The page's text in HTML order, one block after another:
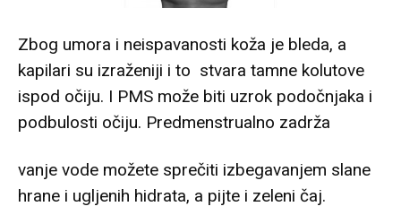
Zbog umora i neispavanosti koža je bleda, a
kapilari su izraženiji i to stvara tamne kolutove
ispod očiju. I PMS može biti uzrok podočnjaka i
podbulosti očiju. Predmenstrualno zadrža
vanje vode možete sprečiti izbegavanjem slane
hrane i ugljenih hidrata, a pijte i zeleni čaj.